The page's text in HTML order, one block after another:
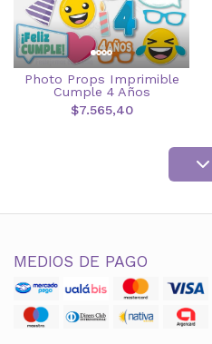
Photo Props Imprimible
Cumple 4 Años
$7.565,40
MEDIOS DE PAGO